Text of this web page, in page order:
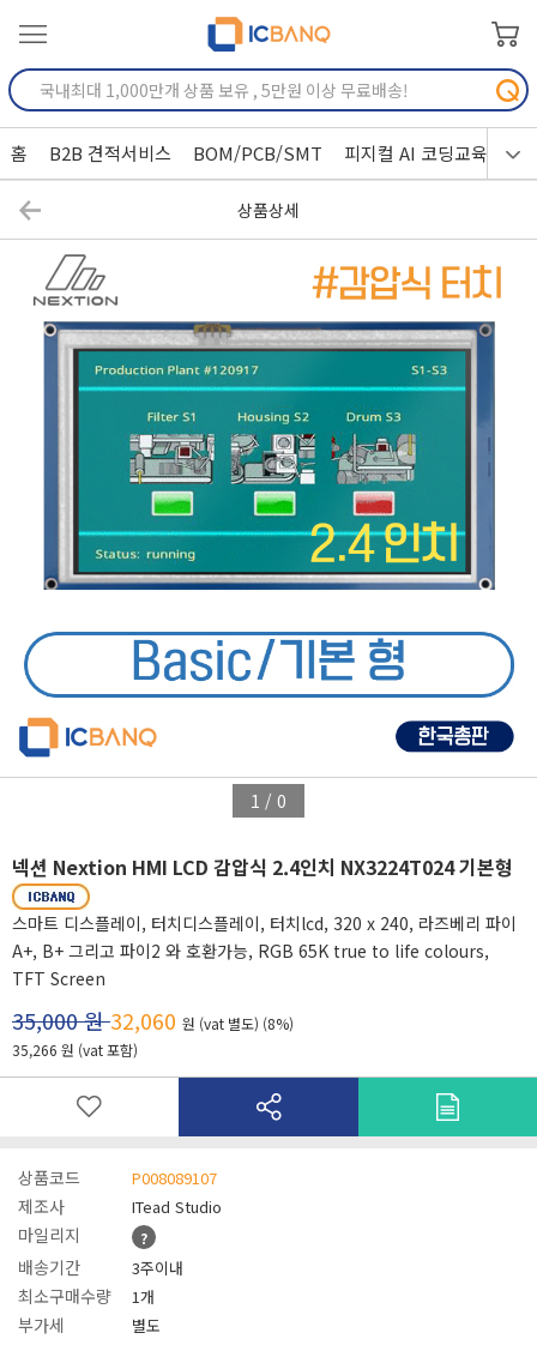
홈 B2B 견적서비스 BOM/PCB/SMT 피지컬 AI 코딩교육
상품상세
1 / 0
넥션 Nextion HMI LCD 감압식 2.4인치 NX3224T024 기본형
스마트 디스플레이, 터치디스플레이, 터치lcd, 320 x 240, 라즈베리 파이
A+, B+ 그리고 파이2 와 호환가능, RGB 65K true to life colours,
TFT Screen
35,000 원32,060 원 (vat 별도) (8%)
35,266 원 (vat 포함)
상품코드 P008089107
제조사 ITead Studio
마일리지 ?
배송기간 3주이내
최소구매수량 1개
부가세 별도